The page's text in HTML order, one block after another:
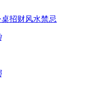
招财风水禁忌